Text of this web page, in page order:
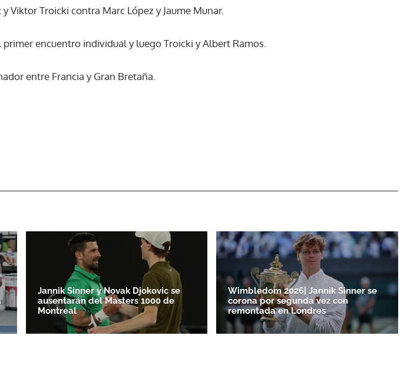
Troicki contra Marc López y Jaume Munar.
encuentro individual y luego Troicki y Albert Ramos.
entre Francia y Gran Bretaña.
Jannik Sinner y Novak Djokovic se
ausentarán del Masters 1000 de
Montreal
Wimbledom 2026| Jannik Sinner se
corona por segunda vez con
remontada en Londres